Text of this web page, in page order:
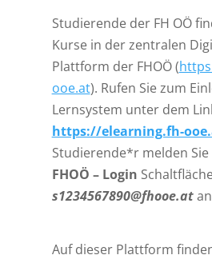
Studierende der FH OÖ
Kurse in der zentralen
Plattform der FHOÖ (
ooe.at). Rufen Sie zum
Lernsystem unter dem
https://elearning.fh-
Studierende*r melden
FHOÖ – Login
s1234567890@fhooe.at
Auf dieser Plattform